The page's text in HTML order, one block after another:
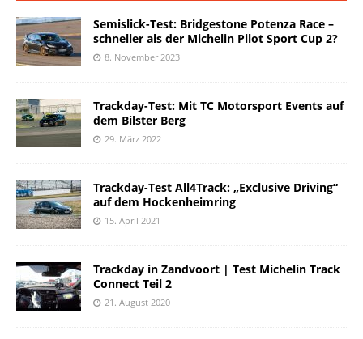
Semislick-Test: Bridgestone Potenza Race –
schneller als der Michelin Pilot Sport Cup 2?
8. November 2023
Trackday-Test: Mit TC Motorsport Events auf
dem Bilster Berg
29. März 2022
Trackday-Test All4Track: „Exclusive Driving“
auf dem Hockenheimring
15. April 2021
Trackday in Zandvoort | Test Michelin Track
Connect Teil 2
21. August 2020